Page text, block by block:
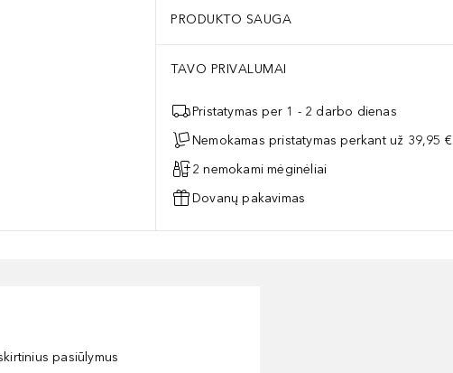
PRODUKTO SAUGA
TAVO PRIVALUMAI
Pristatymas per 1 - 2 darbo dienas
Nemokamas pristatymas perkant už 39,95 €
2 nemokami mėginėliai
Dovanų pakavimas
pasiūlymus